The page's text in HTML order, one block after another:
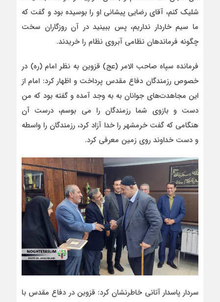
شلیک کنم، آقای رضایی پیشانی او را بوسیده بود و گفت که
ما سیم خاردار نداریم، پس ببینید در آن روزگاران سخت
چگونه فرماندهان نظامی آبروی نظام را خریدند.
فرمانده سپاه صاحب الامر (عج) قزوین به نظر امام (ره) در
خصوص رزمندگان دفاع مقدس پرداخت و اظهار کرد: امام از
این مجاهدت‌های جوانان به به وجد آمده و گفته بود که من
دست و بازوی شما رزمندگان را می بوسم، درست آن
هنگامی که گفت خرمشهر را خدا آزاد کرد، رزمندگان را واسطه
و دست خداوند روی زمین معرفی کرد.
سردار پاسدار آتانی خاطرنشان کرد: قزوین در دفاع مقدس با